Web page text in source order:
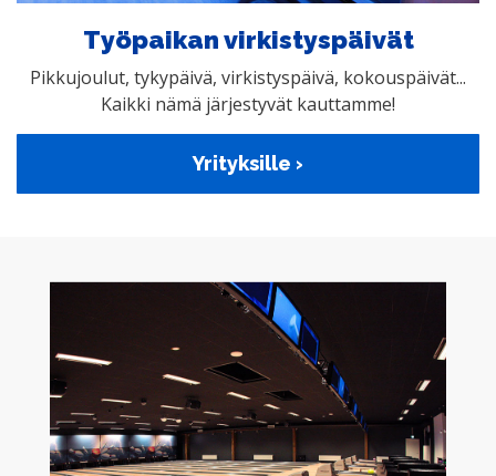
Työpaikan virkistyspäivät
Pikkujoulut, tykypäivä, virkistyspäivä, kokouspäivät...
Kaikki nämä järjestyvät kauttamme!
Yrityksille ›